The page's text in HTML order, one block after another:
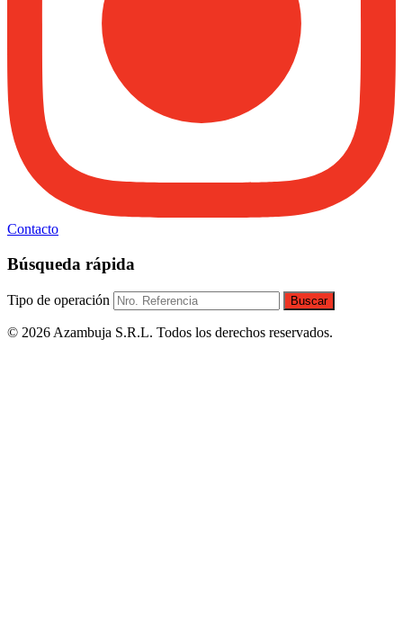
Contacto
Búsqueda rápida
Tipo de operación Buscar
© 2026 Azambuja S.R.L. Todos los derechos reservados.